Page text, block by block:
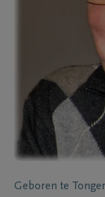
Geboren te